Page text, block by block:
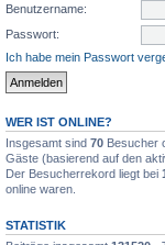
Benutzername:
Passwort:
Ich habe mein Passwort
WER IST ONLINE?
Insgesamt sind 70 Besucher
Gäste (basierend auf den
Der Besucherrekord liegt bei
online waren.
STATISTIK